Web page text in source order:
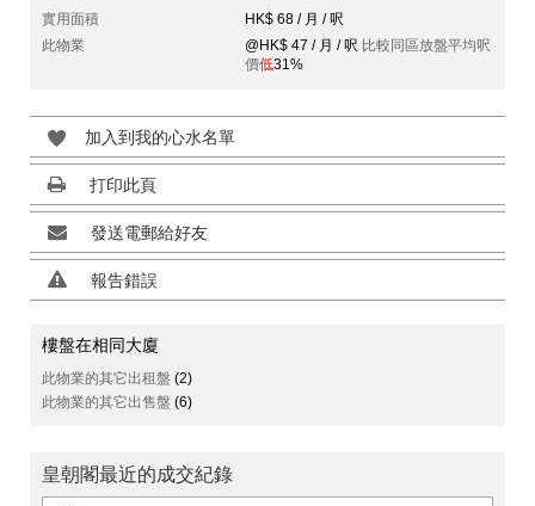
實用面積
HK$ 68 / 月 / 呎
此物業
@HK$ 47 / 月 / 呎 比較同區放盤平均呎
價低31%
加入到我的心水名單
打印此頁
發送電郵給好友
報告錯誤
樓盤在相同大廈
此物業的其它出租盤 (2)
此物業的其它出售盤 (6)
皇朝閣最近的成交紀錄